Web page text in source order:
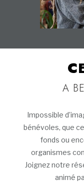
A
Impossible
bénévoles, que
fonds ou
organismes
Joignez notre
animé